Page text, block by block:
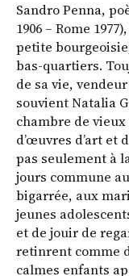
Sandro Penna,
1906 – Rome
petite
bas-quartiers.
de sa vie,
souvient Natalia
chambre de
d’œuvres d’art et
pas seulement à
jours commune
bigarrée, aux
jeunes
et de jouir de
retinrent comme
calmes enfants